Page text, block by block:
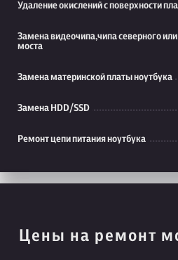
Удаление окислений с поверхности
Замена видеочипа,чипа северного
моста
Замена материнской платы ноутбука
Замена HDD/SSD
Ремонт цепи питания ноутбука
Цены на ремонт